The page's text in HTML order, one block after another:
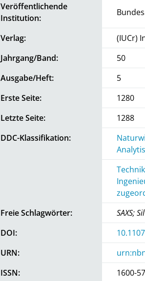
Veröffentlichende
Institution:
Verlag:
(IUCr)
Jahrgang/Band:
50
Ausgabe/Heft:
5
Erste Seite:
1280
Letzte Seite:
1288
DDC-Klassifikation:
Freie Schlagwörter:
SAXS;
DOI:
URN:
ISSN:
1600-